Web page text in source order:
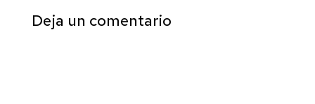
Deja un comentario